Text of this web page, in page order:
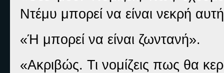
Ντέμυ μπορεί να είναι νεκρή
«Ή μπορεί να είναι ζωντανή».
«Ακριβώς. Τι νομίζεις πως θα